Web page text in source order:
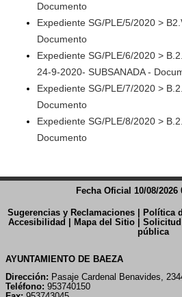
Documento
Expediente SG/PLE/5/2020 >
Documento
Expediente SG/PLE/6/2020 >
24-9-2020- SUBSANADA -
Expediente SG/PLE/7/2020 >
Documento
Expediente SG/PLE/8/2020 >
Documento
Fecha Oficial 10/08/2026
Sugerencias y Reclamaciones| Política
Accesibilidad
Mapa del Sitio
pública
AYUNTAMIENTO DE BAEZA
Dirección: Pasaje Cardenal Benavides,
Teléfono: 953740150